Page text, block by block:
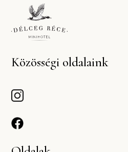
Közösségi oldalaink